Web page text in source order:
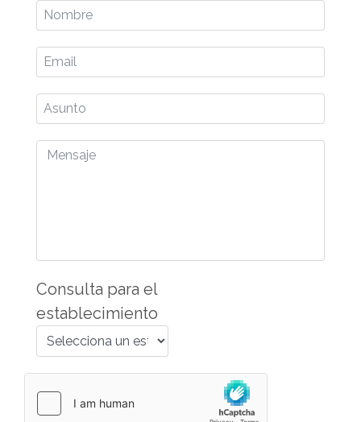
Nombre
Email
*
Asunto
Mensaje
Consulta para el
establecimiento